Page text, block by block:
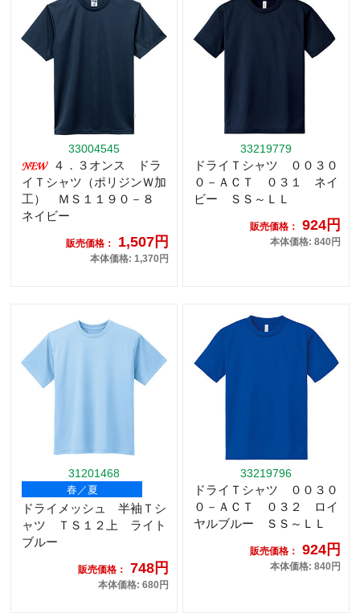
33004545
４．３オンス ドラ
イＴシャツ（ポリジンＷ加
工） ＭＳ１１９０－８
ネイビー
販売価格： 1,507円
本体価格: 1,370円
33219779
ドライＴシャツ ００３０
０－ＡＣＴ ０３１ ネイ
ビー ＳＳ～ＬＬ
販売価格： 924円
本体価格: 840円
31201468
春／夏
ドライメッシュ 半袖Ｔシ
ャツ ＴＳ１２上 ライト
ブルー
販売価格： 748円
本体価格: 680円
33219796
ドライＴシャツ ００３０
０－ＡＣＴ ０３２ ロイ
ヤルブルー ＳＳ～ＬＬ
販売価格： 924円
本体価格: 840円